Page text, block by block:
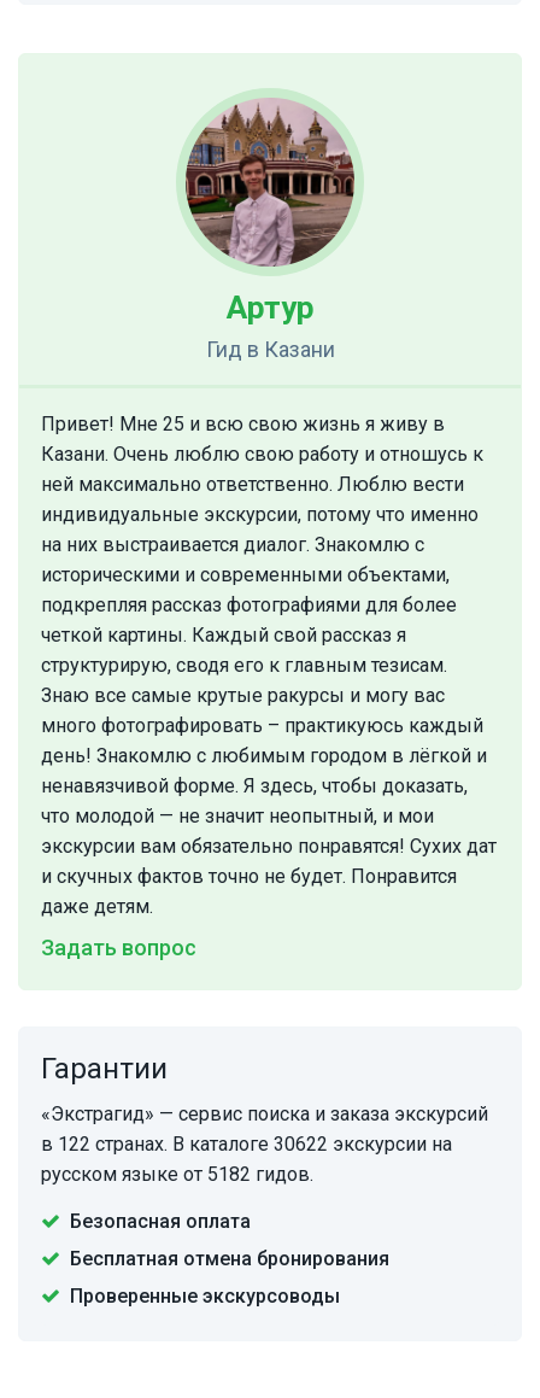
Артур
Гид в Казани
Привет! Мне 25 и всю свою жизнь я живу в
Казани. Очень люблю свою работу и отношусь к
ней максимально ответственно. Люблю вести
индивидуальные экскурсии, потому что именно
на них выстраивается диалог. Знакомлю с
историческими и современными объектами,
подкрепляя рассказ фотографиями для более
четкой картины. Каждый свой рассказ я
структурирую, сводя его к главным тезисам.
Знаю все самые крутые ракурсы и могу вас
много фотографировать – практикуюсь каждый
день! Знакомлю с любимым городом в лёгкой и
ненавязчивой форме. Я здесь, чтобы доказать,
что молодой — не значит неопытный, и мои
экскурсии вам обязательно понравятся! Сухих дат
и скучных фактов точно не будет. Понравится
даже детям.
Задать вопрос
Гарантии
«Экстрагид» — сервис поиска и заказа экскурсий
в 122 странах. В каталоге 30622 экскурсии на
русском языке от 5182 гидов.
Безопасная оплата
Бесплатная отмена бронирования
Проверенные экскурсоводы